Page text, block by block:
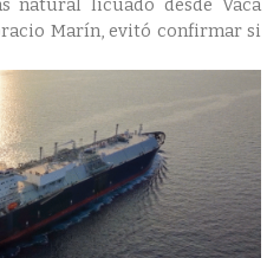
natural licuado desde Vaca
Marín, evitó confirmar si